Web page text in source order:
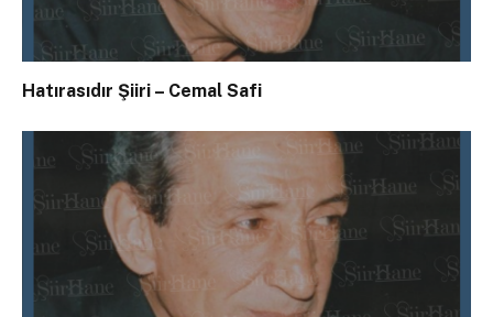
Hatırasıdır Şiiri – Cemal Safi